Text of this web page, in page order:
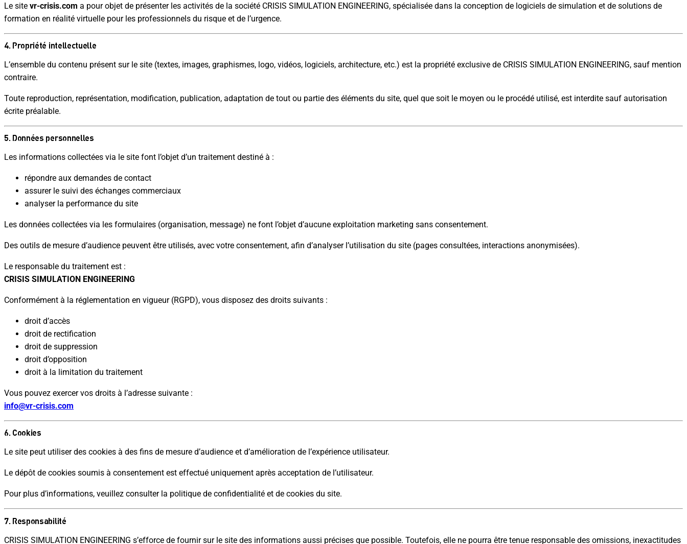
Le site vr-crisis.com a pour objet de présenter les activités de la société CRISIS SIMULATION ENGINEERING, spécialisée dans la conception de logiciels de simulation et de solutions de
formation en réalité virtuelle pour les professionnels du risque et de l’urgence.
4. Propriété intellectuelle
L’ensemble du contenu présent sur le site (textes, images, graphismes, logo, vidéos, logiciels, architecture, etc.) est la propriété exclusive de CRISIS SIMULATION ENGINEERING, sauf mention
contraire.
Toute reproduction, représentation, modification, publication, adaptation de tout ou partie des éléments du site, quel que soit le moyen ou le procédé utilisé, est interdite sauf autorisation
écrite préalable.
5. Données personnelles
Les informations collectées via le site font l’objet d’un traitement destiné à :
répondre aux demandes de contact
assurer le suivi des échanges commerciaux
analyser la performance du site
Les données collectées via les formulaires (organisation, message) ne font l’objet d’aucune exploitation marketing sans consentement.
Des outils de mesure d’audience peuvent être utilisés, avec votre consentement, afin d’analyser l’utilisation du site (pages consultées, interactions anonymisées).
Le responsable du traitement est :
CRISIS SIMULATION ENGINEERING
Conformément à la réglementation en vigueur (RGPD), vous disposez des droits suivants :
droit d’accès
droit de rectification
droit de suppression
droit d’opposition
droit à la limitation du traitement
Vous pouvez exercer vos droits à l’adresse suivante :
info@vr-crisis.com
6. Cookies
Le site peut utiliser des cookies à des fins de mesure d’audience et d’amélioration de l’expérience utilisateur.
Le dépôt de cookies soumis à consentement est effectué uniquement après acceptation de l’utilisateur.
Pour plus d’informations, veuillez consulter la politique de confidentialité et de cookies du site.
7. Responsabilité
CRISIS SIMULATION ENGINEERING s’efforce de fournir sur le site des informations aussi précises que possible. Toutefois, elle ne pourra être tenue responsable des omissions, inexactitudes